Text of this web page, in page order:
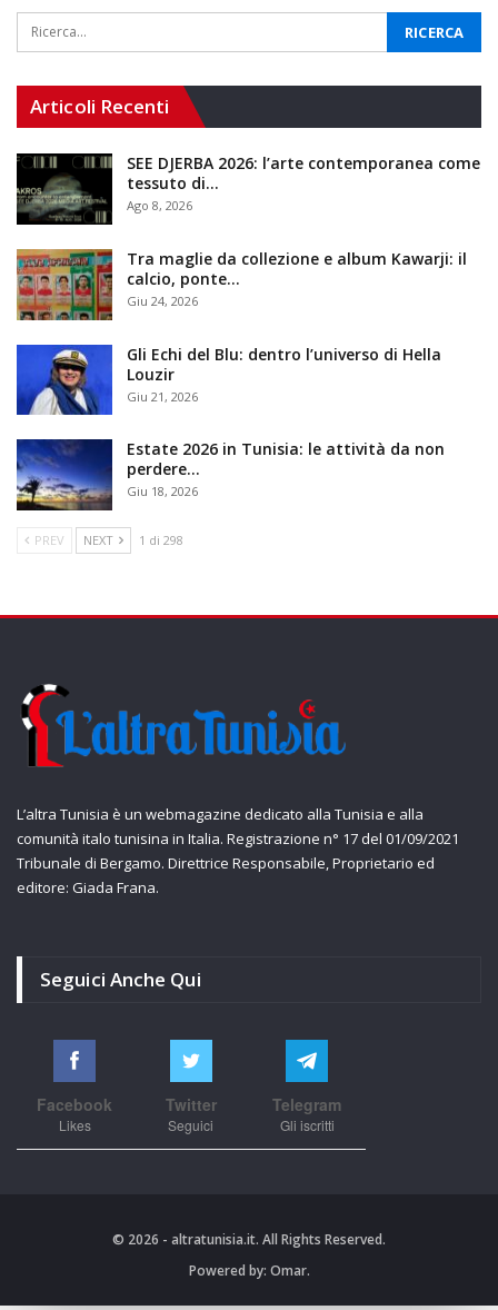
Articoli Recenti
SEE DJERBA 2026: l’arte contemporanea come
tessuto di…
Ago 8, 2026
Tra maglie da collezione e album Kawarji: il
calcio, ponte…
Giu 24, 2026
Gli Echi del Blu: dentro l’universo di Hella
Louzir
Giu 21, 2026
Estate 2026 in Tunisia: le attività da non
perdere…
Giu 18, 2026
PREV NEXT 1 di 298
L’altra Tunisia è un webmagazine dedicato alla Tunisia e alla
comunità italo tunisina in Italia. Registrazione n° 17 del 01/09/2021
Tribunale di Bergamo. Direttrice Responsabile, Proprietario ed
editore: Giada Frana.
Seguici Anche Qui
Facebook
Likes
Twitter
Seguici
Telegram
Gli iscritti
© 2026 - altratunisia.it. All Rights Reserved.
Powered by: Omar.